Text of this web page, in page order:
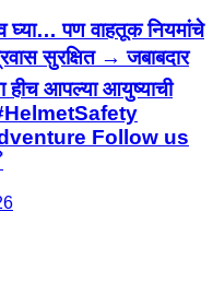
घ्या… पण वाहतूक नियमांचे
सुरक्षित → जबाबदार
हीच आपल्या आयुष्याची
Follow us